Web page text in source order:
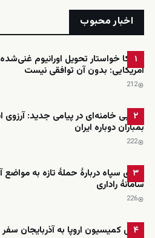
اخبار محبوب
۱
آمریکا خواستار تحویل اورانیوم
آمریکایی: بدون آن توافقی نیست
212
۲
مجتبی خامنه‌ای در پیامی جدید: آرزوی
بمباران دوباره ایران
222
۳
ادعای سپاه دربارهٔ حملهٔ تازه به
سامانهٔ راداری
226
۴
رئیس کمیسیون اروپا به آذربایجان سفر